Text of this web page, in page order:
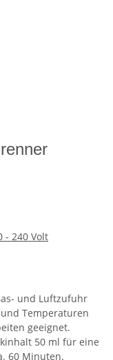
- 240 Volt
und Luftzufuhr
Temperaturen
geeignet.
50 ml für eine
60 Minuten.